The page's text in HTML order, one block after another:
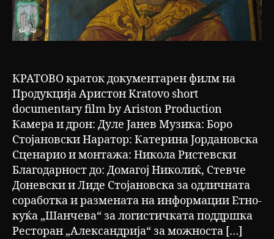
КРАТОВО краток документарен филм на
Продукција Аристон Kratovo short
documentary film by Ariston Production
Камера и дрон: Дуле Јанев Музика: Боро
Стојановски Наратор: Катерина Јордановска
Сценарио и монтажа: Никола Ристевски
Благодарност до: Домагој Николиќ, Стевче
Доневски и Лиде Стојановска за одличната
соработка и размената на информации Етно-
куќа „Шанчева“ за логистичката поддршка
Ресторан „Александрија“ за можноста […]